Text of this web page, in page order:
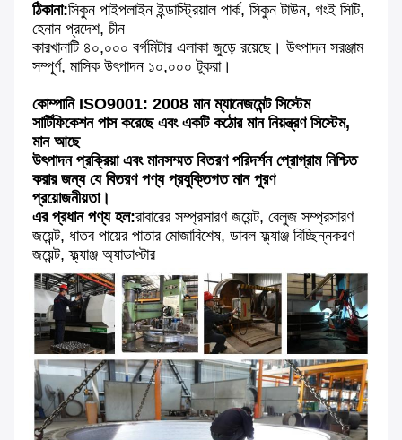
ঠিকানা:সিকুন পাইপলাইন ইন্ডাস্ট্রিয়াল পার্ক, সিকুন টাউন, গংই সিটি,
হেনান প্রদেশ, চীন
কারখানাটি ৪০,০০০ বর্গমিটার এলাকা জুড়ে রয়েছে। উৎপাদন সরঞ্জাম
সম্পূর্ণ, মাসিক উৎপাদন ১০,০০০ টুকরা।
কোম্পানি ISO9001: 2008 মান ম্যানেজমেন্ট সিস্টেম
সার্টিফিকেশন পাস করেছে এবং একটি কঠোর মান নিয়ন্ত্রণ সিস্টেম,
মান আছে
উৎপাদন প্রক্রিয়া এবং মানসম্মত বিতরণ পরিদর্শন প্রোগ্রাম নিশ্চিত
করার জন্য যে বিতরণ পণ্য প্রযুক্তিগত মান পূরণ
প্রয়োজনীয়তা।
এর প্রধান পণ্য হল:রাবারের সম্প্রসারণ জয়েন্ট, বেলুজ সম্প্রসারণ
জয়েন্ট, ধাতব পায়ের পাতার মোজাবিশেষ, ডাবল ফ্ল্যাঞ্জ বিচ্ছিন্নকরণ
জয়েন্ট, ফ্ল্যাঞ্জ অ্যাডাপ্টার